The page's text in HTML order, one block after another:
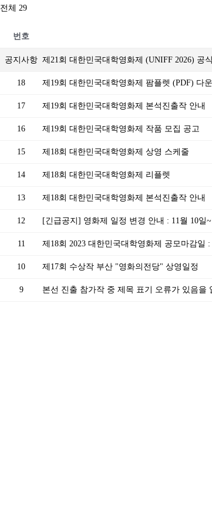
전체 29
번호
공지사항 제21회 대한민국대학영화제 (UNIFF 2026) 공
18 제19회 대한민국대학영화제 팜플렛 (PDF) 다
17 제19회 대한민국대학영화제 본석진출작 안내
16 제19회 대한민국대학영화제 작품 모집 공고
15 제18회 대한민국대학영화제 상영 스케줄
14 제18회 대한민국대학영화제 리플렛
13 제18회 대한민국대학영화제 본석진출작 안내
12 [긴급공지] 영화제 일정 변경 안내 : 11월 10일
11 제18회 2023 대한민국대학영화제 공모마감일 :
10 제17회 수상작 부산 "영화의전당" 상영일정
9 본선 진출 참가작 중 제목 표기 오류가 있음을